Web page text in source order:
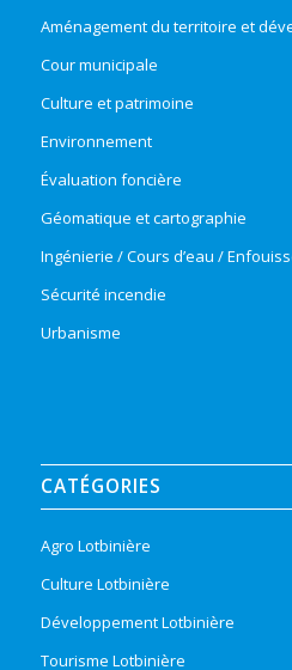
Aménagement du territoire et
Cour municipale
Culture et patrimoine
Environnement
Évaluation foncière
Géomatique et cartographie
Ingénierie / Cours d’eau /
Sécurité incendie
Urbanisme
CATÉGORIES
Agro Lotbinière
Culture Lotbinière
Développement Lotbinière
Tourisme Lotbinière